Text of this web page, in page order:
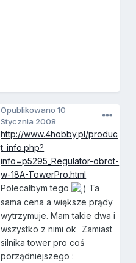
Opublikowano10
Stycznia 2008
http://www.4hobby.pl/produc
t_info.php?
info=p5295_Regulator-obrot-
w-18A-TowerPro.html
Polecałbym tego
Ta
sama cena a większe prądy
wytrzymuje. Mam takie dwa i
wszystko z nimi ok
Zamiast
silnika tower pro coś
porządniejszego :